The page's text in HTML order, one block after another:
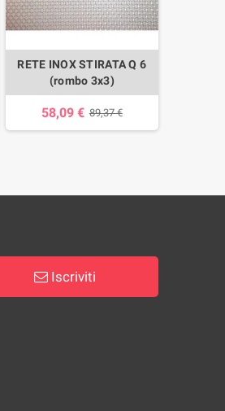
RETE INOX STIRATA Q 6
(rombo 3x3)
58,09 € 89,37 €
Iscriviti